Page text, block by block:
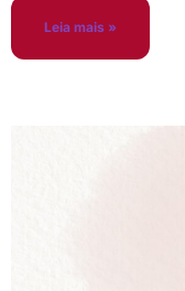
Leia mais »